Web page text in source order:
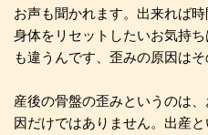
お声も聞かれます。出来れば
身体をリセットしたいお気持
も違うんです、歪みの原因はそ
産後の骨盤の歪みというのは
因だけではありません。出産